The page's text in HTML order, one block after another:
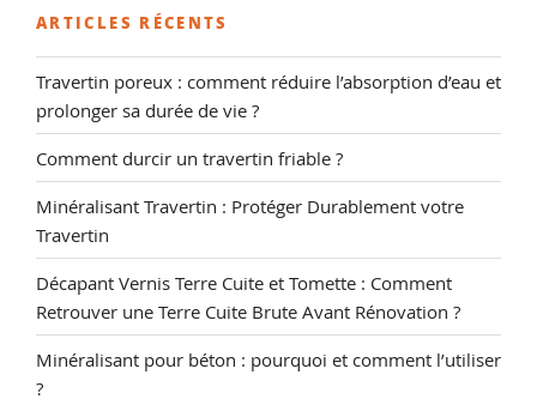
ARTICLES RÉCENTS
Travertin poreux : comment réduire l’absorption d’eau et
prolonger sa durée de vie ?
Comment durcir un travertin friable ?
Minéralisant Travertin : Protéger Durablement votre
Travertin
Décapant Vernis Terre Cuite et Tomette : Comment
Retrouver une Terre Cuite Brute Avant Rénovation ?
Minéralisant pour béton : pourquoi et comment l’utiliser
?